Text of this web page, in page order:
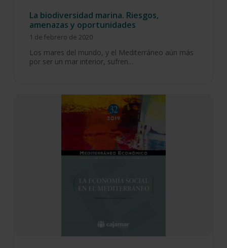
La biodiversidad marina. Riesgos,
amenazas y oportunidades
1 de febrero de 2020
Los mares del mundo, y el Mediterráneo aún más
por ser un mar interior, sufren…